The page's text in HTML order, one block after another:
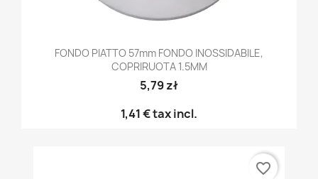
FONDO PIATTO 57mm FONDO INOSSIDABILE,
COPRIRUOTA 1.5MM
5,79 zł
1,41 €tax incl.
favorite_border